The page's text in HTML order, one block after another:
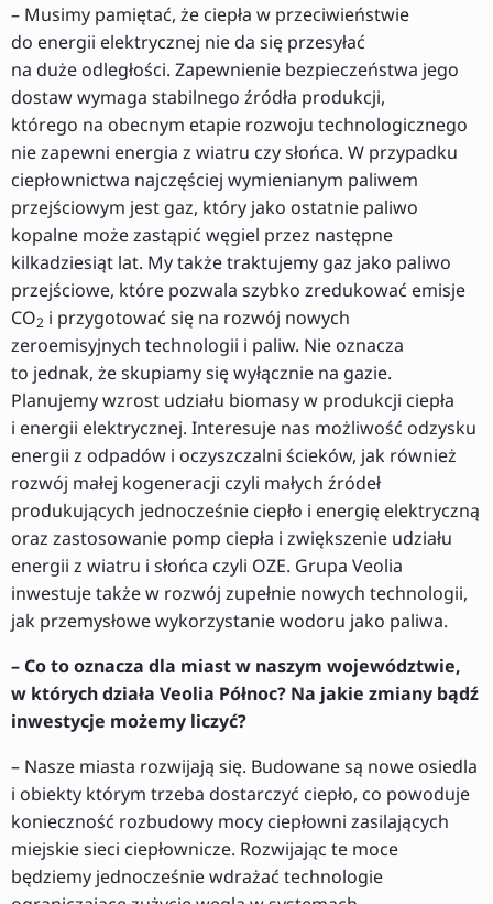
– Musimy pamiętać, że ciepła w przeciwieństwie
do energii elektrycznej nie da się przesyłać
na duże odległości. Zapewnienie bezpieczeństwa jego
dostaw wymaga stabilnego źródła produkcji,
którego na obecnym etapie rozwoju technologicznego
nie zapewni energia z wiatru czy słońca. W przypadku
ciepłownictwa najczęściej wymienianym paliwem
przejściowym jest gaz, który jako ostatnie paliwo
kopalne może zastąpić węgiel przez następne
kilkadziesiąt lat. My także traktujemy gaz jako paliwo
przejściowe, które pozwala szybko zredukować emisje
CO2 i przygotować się na rozwój nowych
zeroemisyjnych technologii i paliw. Nie oznacza
to jednak, że skupiamy się wyłącznie na gazie.
Planujemy wzrost udziału biomasy w produkcji ciepła
i energii elektrycznej. Interesuje nas możliwość odzysku
energii z odpadów i oczyszczalni ścieków, jak również
rozwój małej kogeneracji czyli małych źródeł
produkujących jednocześnie ciepło i energię elektryczną
oraz zastosowanie pomp ciepła i zwiększenie udziału
energii z wiatru i słońca czyli OZE. Grupa Veolia
inwestuje także w rozwój zupełnie nowych technologii,
jak przemysłowe wykorzystanie wodoru jako paliwa.
– Co to oznacza dla miast w naszym województwie,
w których działa Veolia Północ? Na jakie zmiany bądź
inwestycje możemy liczyć?
– Nasze miasta rozwijają się. Budowane są nowe osiedla
i obiekty którym trzeba dostarczyć ciepło, co powoduje
konieczność rozbudowy mocy ciepłowni zasilających
miejskie sieci ciepłownicze. Rozwijając te moce
będziemy jednocześnie wdrażać technologie